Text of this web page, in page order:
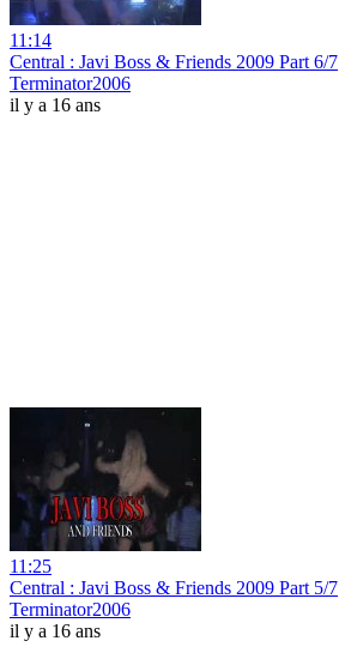
11:14
Central : Javi Boss & Friends 2009 Part 6/7
Terminator2006
il y a 16 ans
11:25
Central : Javi Boss & Friends 2009 Part 5/7
Terminator2006
il y a 16 ans